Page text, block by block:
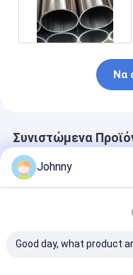
Να
Συνιστώμενα
Johnny
Good day, what product